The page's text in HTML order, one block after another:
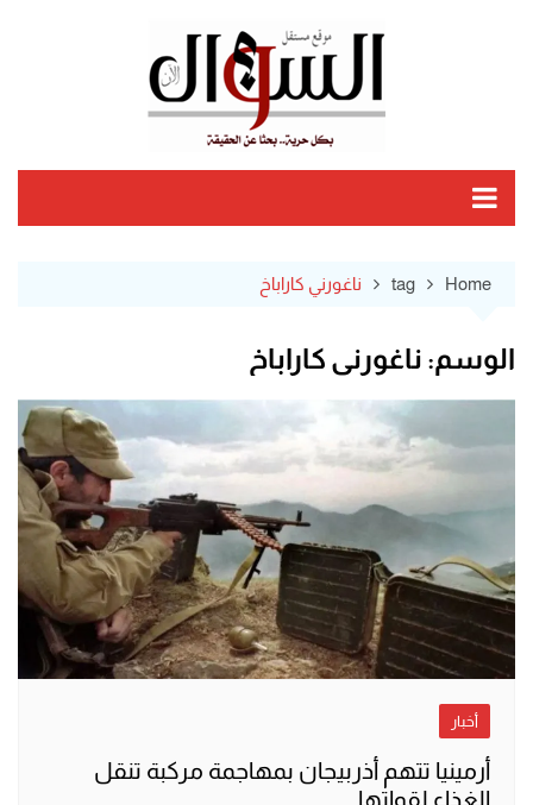
Home
tag ناغورني كاراباخ
الوسم: ناغورني كاراباخ
أخبار
أرمينيا تتهم أذربيجان بمهاجمة مركبة تنقل
الغذاء لقواتها